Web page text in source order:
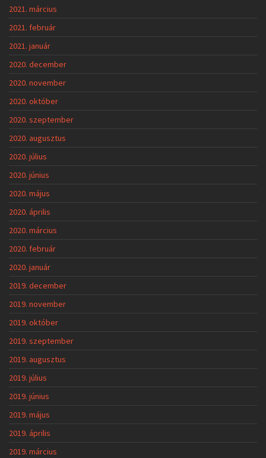
2021. március
2021. február
2021. január
2020. december
2020. november
2020. október
2020. szeptember
2020. augusztus
2020. július
2020. június
2020. május
2020. április
2020. március
2020. február
2020. január
2019. december
2019. november
2019. október
2019. szeptember
2019. augusztus
2019. július
2019. június
2019. május
2019. április
2019. március